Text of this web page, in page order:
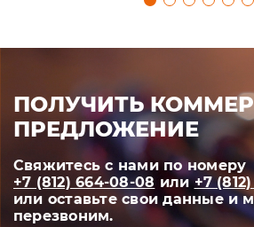
ПОЛУЧИТЬ
ПРЕДЛОЖЕНИЕ
Свяжитесь с нами по номеру
+7 (812) 664-08-08 или+7
или оставьте свои данные и
перезвоним.